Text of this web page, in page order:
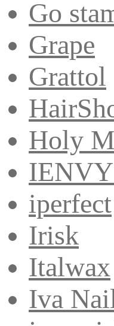
Go
Grape
Grattol
Holy
iperfect
Irisk
Italwax
Iva